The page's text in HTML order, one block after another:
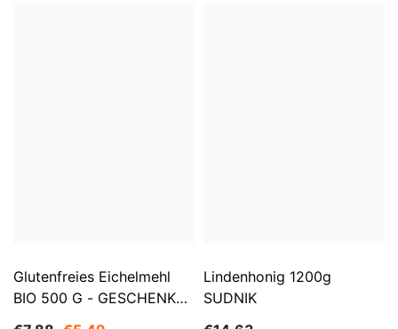
Glutenfreies Eichelmehl
BIO 500 G - GESCHENKE
Lindenhonig 1200g
SUDNIK